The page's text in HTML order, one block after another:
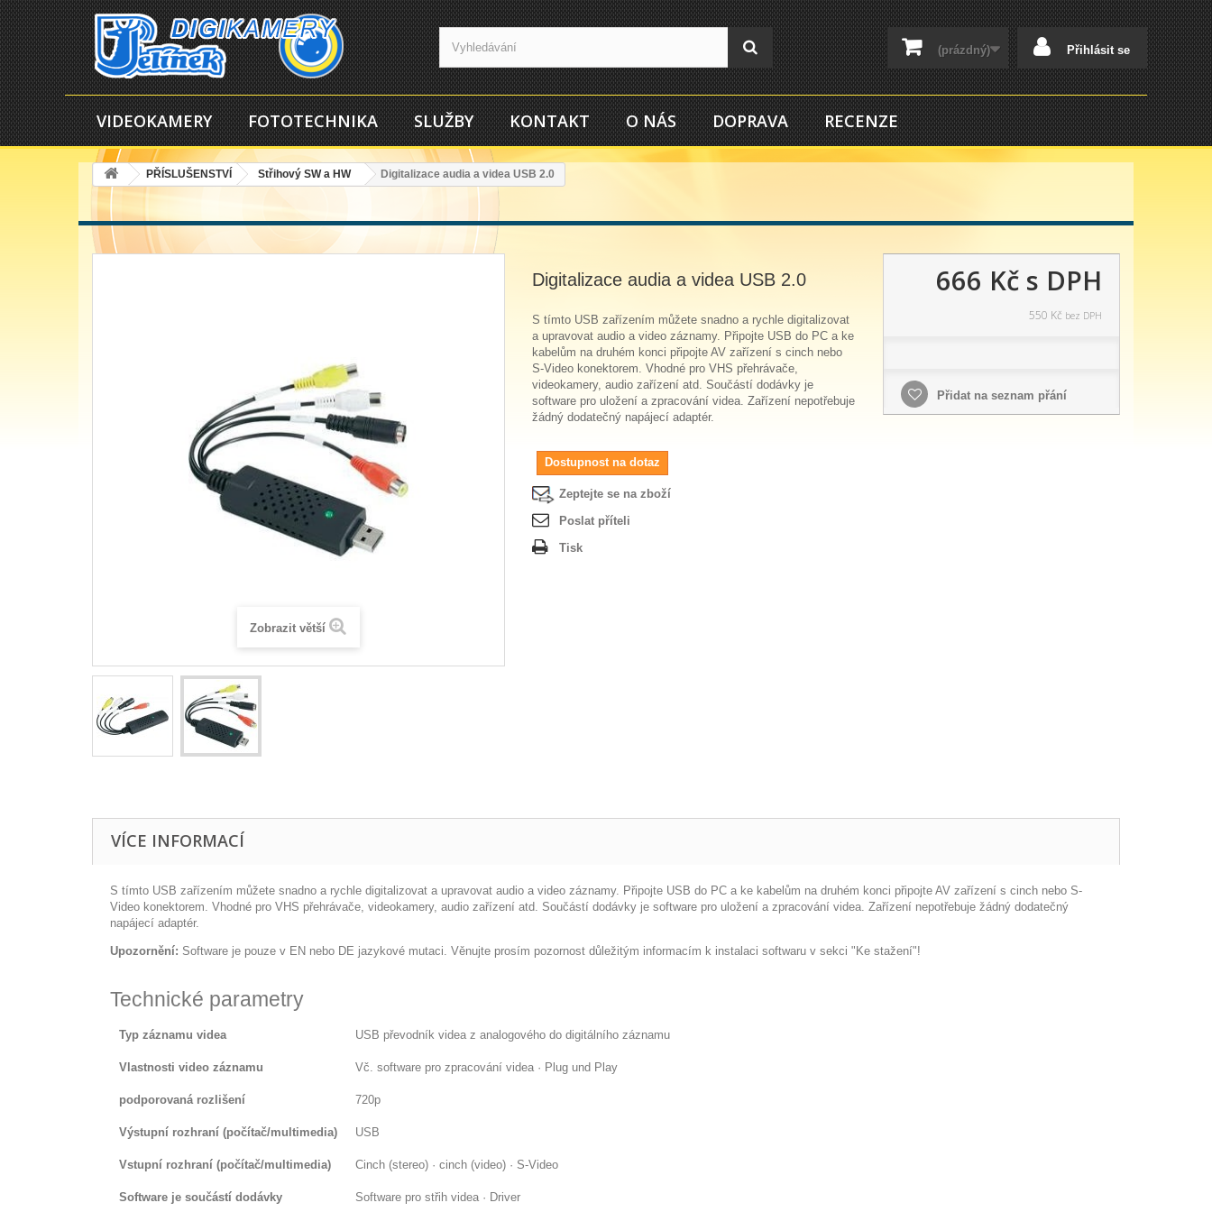
Přihlásit se
(prázdný)
VIDEOKAMERY FOTOTECHNIKA SLUŽBY KONTAKT O NÁS DOPRAVA RECENZE
PŘÍSLUŠENSTVÍ Střihový SW a HW Digitalizace audia a videa USB 2.0
Zobrazit větší
Digitalizace audia a videa USB 2.0
S tímto USB zařízením můžete snadno a rychle digitalizovat
a upravovat audio a video záznamy. Připojte USB do PC a ke
kabelům na druhém konci připojte AV zařízení s cinch nebo
S-Video konektorem. Vhodné pro VHS přehrávače,
videokamery, audio zařízení atd. Součástí dodávky je
software pro uložení a zpracování videa. Zařízení nepotřebuje
žádný dodatečný napájecí adaptér.
Dostupnost na dotaz
Zeptejte se na zboží
Poslat příteli
Tisk
666 Kčs DPH
550 Kč bez DPH
Přidat na seznam přání
VÍCE INFORMACÍ
S tímto USB zařízením můžete snadno a rychle digitalizovat a upravovat audio a video záznamy. Připojte USB do PC a ke kabelům na druhém konci připojte AV zařízení s cinch nebo S-
Video konektorem. Vhodné pro VHS přehrávače, videokamery, audio zařízení atd. Součástí dodávky je software pro uložení a zpracování videa. Zařízení nepotřebuje žádný dodatečný
napájecí adaptér.
Upozornění: Software je pouze v EN nebo DE jazykové mutaci. Věnujte prosím pozornost důležitým informacím k instalaci softwaru v sekci "Ke stažení"!
Technické parametry
Typ záznamu videa USB převodník videa z analogového do digitálního záznamu
Vlastnosti video záznamu Vč. software pro zpracování videa · Plug und Play
podporovaná rozlišení 720p
Výstupní rozhraní (počítač/multimedia) USB
Vstupní rozhraní (počítač/multimedia) Cinch (stereo) · cinch (video) · S-Video
Software je součástí dodávky Software pro střih videa · Driver